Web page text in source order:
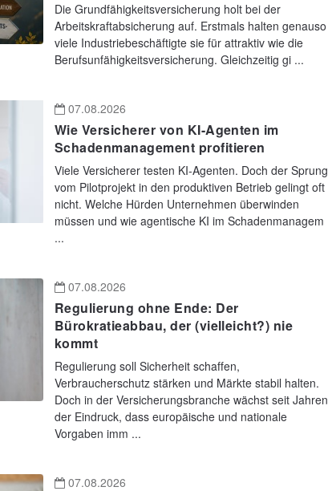
Die Grundfähigkeitsversicherung holt bei der
Arbeitskraftabsicherung auf. Erstmals halten genauso
viele Industriebeschäftigte sie für attraktiv wie die
Berufsunfähigkeitsversicherung. Gleichzeitig gi ...
07.08.2026
Wie Versicherer von KI-Agenten im
Schadenmanagement profitieren
Viele Versicherer testen KI-Agenten. Doch der Sprung
vom Pilotprojekt in den produktiven Betrieb gelingt oft
nicht. Welche Hürden Unternehmen überwinden
müssen und wie agentische KI im Schadenmanagem
...
07.08.2026
Regulierung ohne Ende: Der
Bürokratieabbau, der (vielleicht?) nie
kommt
Regulierung soll Sicherheit schaffen,
Verbraucherschutz stärken und Märkte stabil halten.
Doch in der Versicherungsbranche wächst seit Jahren
der Eindruck, dass europäische und nationale
Vorgaben imm ...
07.08.2026